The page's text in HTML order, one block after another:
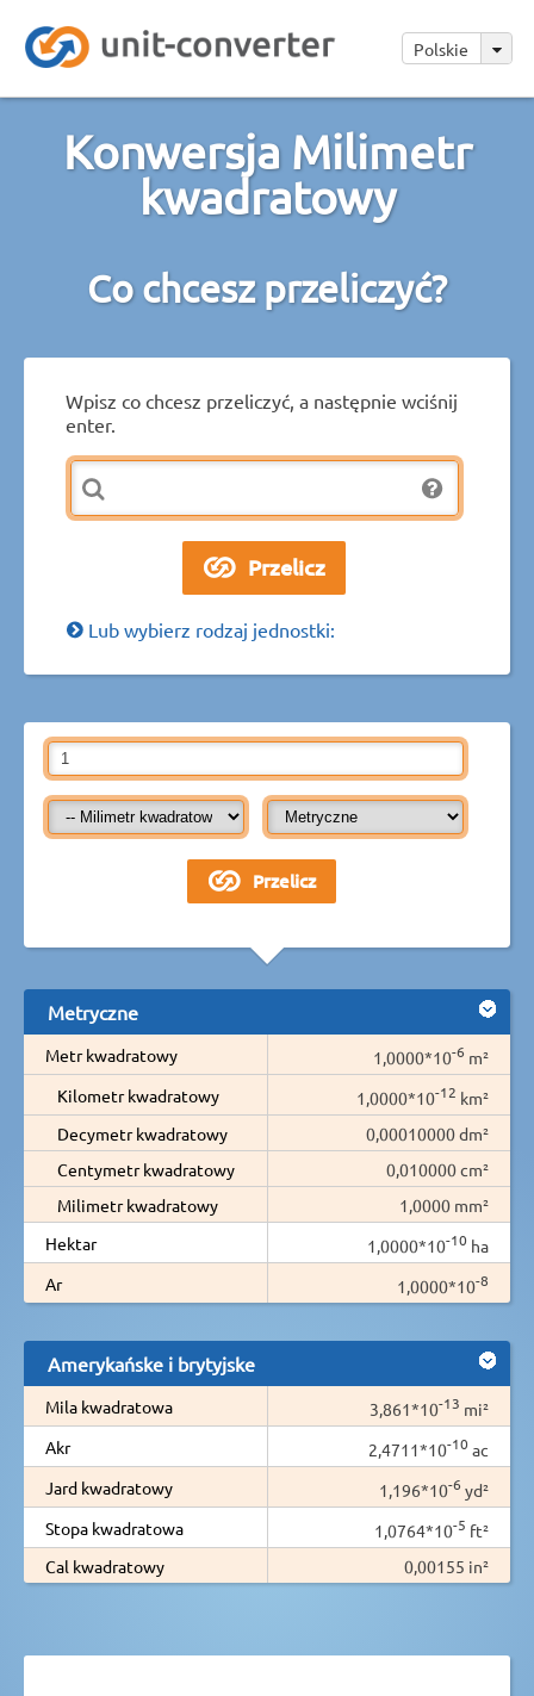
Polskie
Konwersja Milimetr
kwadratowy
Co chcesz przeliczyć?
Wpisz co chcesz przeliczyć, a następnie wciśnij
enter.
Lub wybierz rodzaj jednostki:
Metryczne
Metr kwadratowy 1,0000*10-6 m²
Kilometr kwadratowy
1,0000*10-12 km²
Decymetr kwadratowy
0,00010000 dm²
Centymetr kwadratowy
0,010000 cm²
Milimetr kwadratowy
1,0000 mm²
Hektar
1,0000*10-10 ha
Ar
1,0000*10-8
Amerykańske i brytyjske
Mila kwadratowa 3,861*10-13 mi²
Akr
2,4711*10-10 ac
Jard kwadratowy
1,196*10-6 yd²
Stopa kwadratowa
1,0764*10-5 ft²
Cal kwadratowy
0,00155 in²